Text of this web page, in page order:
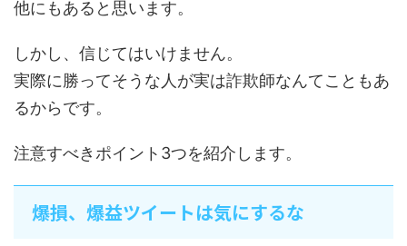
他にもあると思います。
しかし、信じてはいけません。
実際に勝ってそうな人が実は詐欺師なんてこともあ
るからです。
注意すべきポイント3つを紹介します。
爆損、爆益ツイートは気にするな